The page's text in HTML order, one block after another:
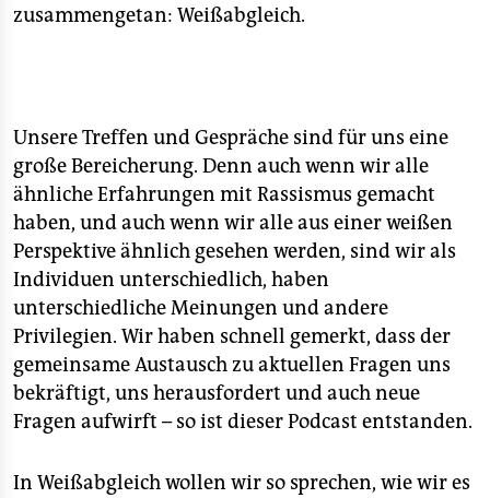
zusammengetan: Weißabgleich.
Unsere Treffen und Gespräche sind für uns eine
große Bereicherung. Denn auch wenn wir alle
ähnliche Erfahrungen mit Rassismus gemacht
haben, und auch wenn wir alle aus einer weißen
Perspektive ähnlich gesehen werden, sind wir als
Individuen unterschiedlich, haben
unterschiedliche Meinungen und andere
Privilegien. Wir haben schnell gemerkt, dass der
gemeinsame Austausch zu aktuellen Fragen uns
bekräftigt, uns herausfordert und auch neue
Fragen aufwirft – so ist dieser Podcast entstanden.
In Weißabgleich wollen wir so sprechen, wie wir es